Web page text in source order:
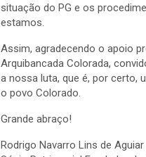
situação do PG e os
estamos.
Assim, agradecendo o apoio
Arquibancada Colorada,
a nossa luta, que é, por certo,
o povo Colorado.
Grande abraço!
Rodrigo Navarro Lins de Aguiar